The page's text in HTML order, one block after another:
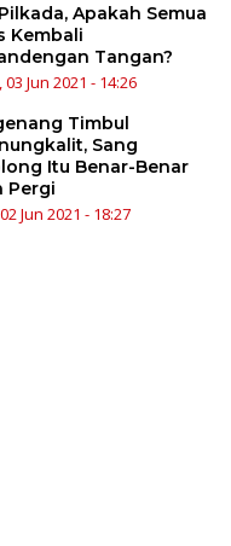
Apakah Semua
Kembali
Tangan?
Jun 2021 - 14:26
Timbul
Sang
Itu Benar-Benar
Pergi
Jun 2021 - 18:27